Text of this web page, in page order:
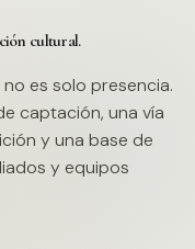
cultural.
es solo presencia.
captación, una vía
y una base de
y equipos